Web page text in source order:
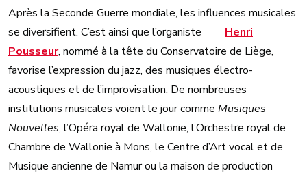
Après la Seconde Guerre mondiale, les influences musicales
se diversifient. C’est ainsi que l’organiste
Henri
Pousseur, nommé à la tête du Conservatoire de Liège,
favorise l’expression du jazz, des musiques électro-
acoustiques et de l’improvisation. De nombreuses
institutions musicales voient le jour comme Musiques
Nouvelles, l’Opéra royal de Wallonie, l’Orchestre royal de
Chambre de Wallonie à Mons, le Centre d’Art vocal et de
Musique ancienne de Namur ou la maison de production